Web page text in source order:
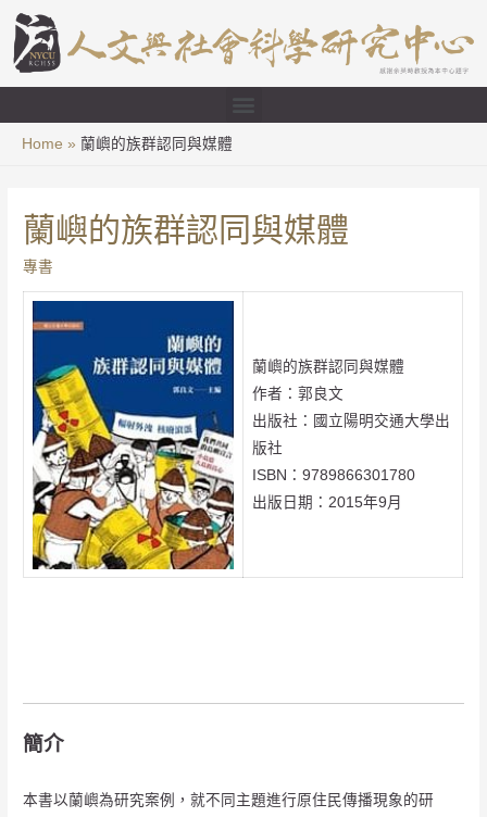
Home 蘭嶼的族群認同與媒體
蘭嶼的族群認同與媒體
專書
蘭嶼的族群認同與媒體
作者：郭良文
出版社：國立陽明交通大學出
版社
ISBN：9789866301780
出版日期：2015年9月
簡介
本書以蘭嶼為研究案例，就不同主題進行原住民傳播現象的研